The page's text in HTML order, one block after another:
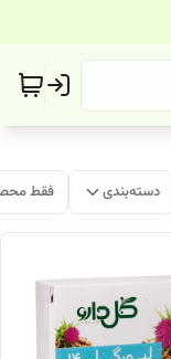
دسته‌بندی فقط